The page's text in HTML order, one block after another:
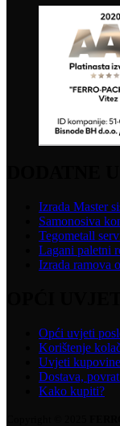
Izrada Master
Samonosiva
Tegometall
Lagani paletni
Izrada ramova
Opći uvjeti
Korištenje
Uvjeti kupovine
Dostava,
Kako kupiti?